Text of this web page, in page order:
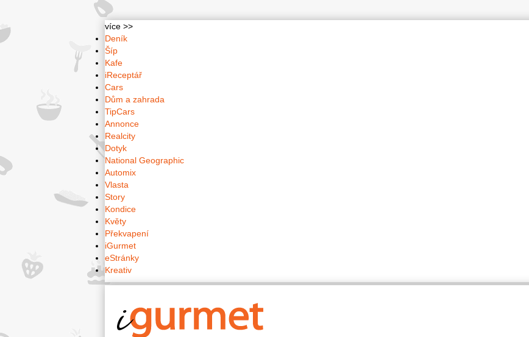
více >>
Deník
Šíp
Kafe
iReceptář
Cars
Dům a zahrada
TipCars
Annonce
Realcity
Dotyk
National Geographic
Automix
Vlasta
Story
Kondice
Květy
Překvapení
iGurmet
eStránky
Kreativ